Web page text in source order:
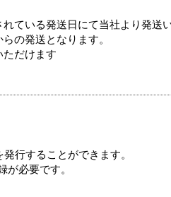
ている発送日にて当社より発送い
の発送となります。
だけます
行することができます。
必要です。